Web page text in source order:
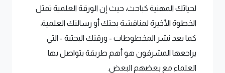
لحياتك المهنية كباحث، حيث إن الورقة العلمية تمثل
الخطوة الأخيرة لمناقشة بحثك أو رسالتك العلمية،
كما يعد نشر المخطوطات - ورقتك البحثية - التي
يراجعها المشرفون هو أهم طريقة يتواصل بها
العلماء مع بعضهم البعض.